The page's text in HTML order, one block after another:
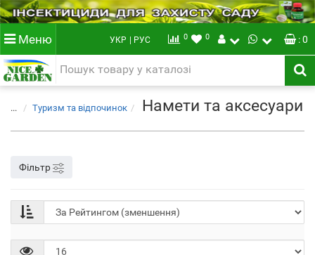
Меню УКР | РУС 0 0 : 0
... Туризм та відпочинок Намети та аксесуари
Фільтр